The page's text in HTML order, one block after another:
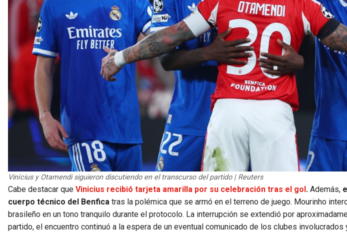
Vinícius y Otamendi siguieron discutiendo en el transcurso del partido | Reuters
Cabe destacar que Vinicius recibió tarjeta amarilla por su celebración tras el gol. Además,
cuerpo técnico del Benfica tras la polémica que se armó en el terreno de juego. Mourinho
brasileño en un tono tranquilo durante el protocolo. La interrupción se extendió por
partido, el encuentro continuó a la espera de un eventual comunicado de los clubes involucrados